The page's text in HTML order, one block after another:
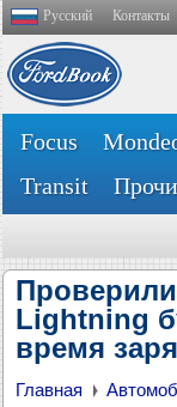
Русский Контакты
Focus
Transit
Lightning
время
Главная